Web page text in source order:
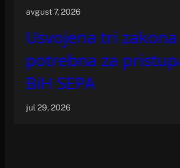
avgust 7, 2026
Usvojena tri zakona
potrebna za
BiH SEPA
jul 29, 2026